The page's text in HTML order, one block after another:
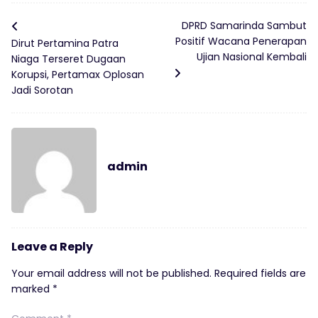
Dirut Pertamina Patra
Niaga Terseret Dugaan
Korupsi, Pertamax Oplosan
Jadi Sorotan
DPRD Samarinda Sambut
Positif Wacana Penerapan
Ujian Nasional Kembali
admin
Leave a Reply
Your email address will not be published. Required fields are
marked *